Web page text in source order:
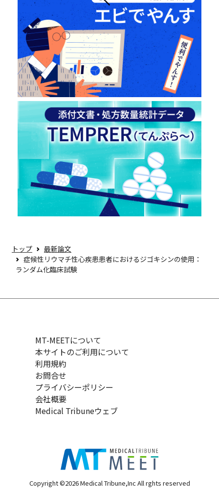
トップ
最新論文
症候性リウマチ性心疾患患者におけるジゴキシンの使用：
ランダム化臨床試験
MT-MEETについて
本サイトのご利用について
利用規約
お問合せ
プライバシーポリシー
会社概要
Medical Tribuneウェブ
Copyright ©2026 Medical Tribune,Inc All rghts reserved